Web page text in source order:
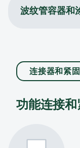
可定制的设计
波纹管容器和
连接器和紧
功能连接